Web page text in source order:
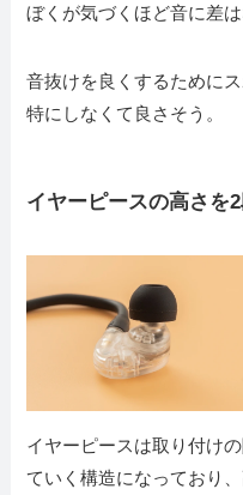
ぼくが気づくほど音に差は
音抜けを良くするために
特にしなくて良さそう。
イヤーピースの高さを
イヤーピースは取り付け
ていく構造になっており